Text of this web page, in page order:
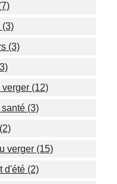
(3)
(3)
(12)
santé (3)
verger (15)
d'été (2)